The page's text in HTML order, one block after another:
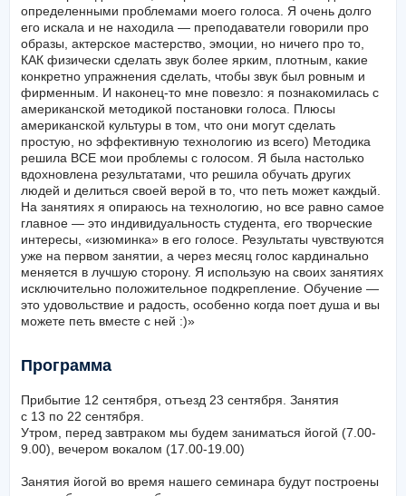
найти преподавателя, который обьяснит мне, что сделать с
определенными проблемами моего голоса. Я очень долго
его искала и не находила — преподаватели говорили про
образы, актерское мастерство, эмоции, но ничего про то,
КАК физически сделать звук более ярким, плотным, какие
конкретно упражнения сделать, чтобы звук был ровным и
фирменным. И наконец-то мне повезло: я познакомилась с
американской методикой постановки голоса. Плюсы
американской культуры в том, что они могут сделать
простую, но эффективную технологию из всего) Методика
решила ВСЕ мои проблемы с голосом. Я была настолько
вдохновлена результатами, что решила обучать других
людей и делиться своей верой в то, что петь может каждый.
На занятиях я опираюсь на технологию, но все равно самое
главное — это индивидуальность студента, его творческие
интересы, «изюминка» в его голосе. Результаты чувствуются
уже на первом занятии, а через месяц голос кардинально
меняется в лучшую сторону. Я использую на своих занятиях
исключительно положительное подкрепление. Обучение —
это удовольствие и радость, особенно когда поет душа и вы
Прибытие 12 сентября, отъезд 23 сентября. Занятия
с 13 по 22 сентября.
Утром, перед завтраком мы будем заниматься йогой (7.00-